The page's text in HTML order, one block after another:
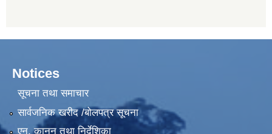
Notices
सूचना तथा समाचार
सार्वजनिक खरीद /बोलपत्र सूचना
एन, कानुन तथा निर्देशिका